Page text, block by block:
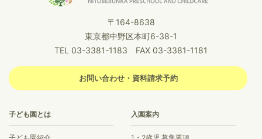
〒164-8638
東京都中野区本町6-38-1
TEL 03-3381-1183 FAX 03-3381-1181
お問い合わせ・資料請求予約
子ども園とは 入園案内